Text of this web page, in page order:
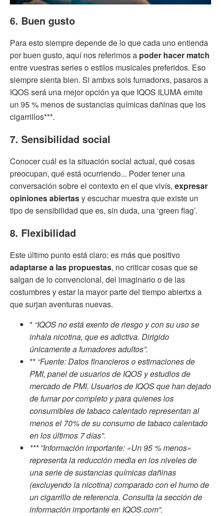
6. Buen gusto
Para esto siempre depende de lo que cada uno entienda
por buen gusto, aquí nos referimos a poder hacer match
entre vuestras series o estilos musicales preferidos. Eso
siempre sienta bien. Si ambxs sois fumadorxs, pasaros a
IQOS será una mejor opción ya que IQOS ILUMA emite
un 95 % menos de sustancias químicas dañinas que los
cigarrillos***.
7. Sensibilidad social
Conocer cuál es la situación social actual, qué cosas
preocupan, qué está ocurriendo... Poder tener una
conversación sobre el contexto en el que vivís, expresar
opiniones abiertasy escuchar muestra que existe un
tipo de sensibilidad que es, sin duda, una ‘green flag’.
8. Flexibilidad
Este último punto está claro: es más que positivo
adaptarse a las propuestas, no criticar cosas que se
salgan de lo convencional, del imaginario o de las
costumbres y estar la mayor parte del tiempo abiertxs a
que surjan aventuras nuevas.
* “IQOS no está exento de riesgo y con su uso se
inhala nicotina, que es adictiva. Dirigido
únicamente a fumadores adultos”.
** “Fuente: Datos financieros o estimaciones de
PMI, panel de usuarios de IQOS y estudios de
mercado de PMI. Usuarios de IQOS que han dejado
de fumar por completo y para quienes los
consumibles de tabaco calentado representan al
menos el 70% de su consumo de tabaco calentado
en los últimos 7 días”.
*** ”Información importante: «Un 95 % menos»
representa la reducción media en los niveles de
una serie de sustancias químicas dañinas
(excluyendo la nicotina) comparado con el humo de
un cigarrillo de referencia. Consulta la sección de
información importante en IQOS.com”.